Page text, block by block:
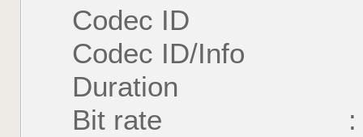
Codec ID :
Codec ID/Info :
Duration : 57
Bit rate : 28